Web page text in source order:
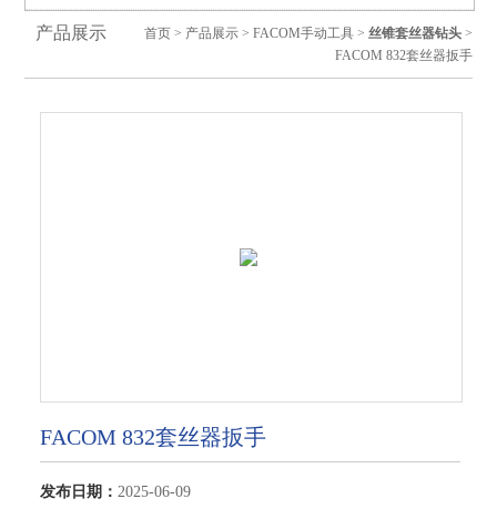
产品展示 首页> 产品展示> FACOM手动工具> 丝锥套丝器钻头>
FACOM 832套丝器扳手
FACOM 832套丝器扳手
发布日期： 2025-06-09